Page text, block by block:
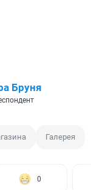
Бруня
Галерея
0